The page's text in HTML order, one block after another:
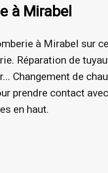
à Mirabel
à Mirabel sur
Réparation de
Changement de
prendre contact
en haut.